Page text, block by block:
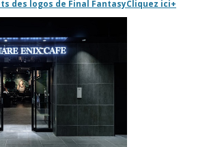
des logos de Final FantasyCliquez ici+